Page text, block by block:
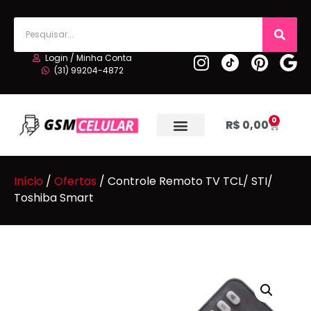
Login / Minha Conta
(31) 99204-4872
R$ 0,00 0
Início / Ofertas / Controle Remoto TV TCL/ STI/
Toshiba Smart